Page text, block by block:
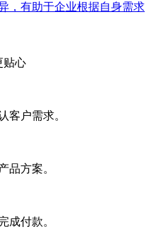
，有助于企业根据自身需求
贴心
客户需求。
品方案。
成付款。